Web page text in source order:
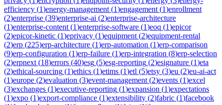
efficiency (1)energy-management (1)engagement (1)enrollment
(2)enterprise (39)enterprise-ai (2)enterprise-architecture
(1)enterprise-content (1)enterprise-software (1)eoq (1)epicor
(2)epicor-kinetic (1)eprivacy (1)equipment (2)equipment-rental
(2)erp (225)erp-architecture (1)erp-automation (1)erp-comparison
(9)erp-configuration (1)erp-failure (1)erp-integration (8)erp-selection
(2)erpnext (18)errors (40)esg (5)esg-reporting (2)esignature (1)eta
(2)ethical-sourcing (1)ethics (1)etims (1)etl (5)etsy (3)eu (2)eu-ai-act
(1)europe (2)evaluation (3)event-management (2)events (1)excel
(3)exchanges (1)executive-reporting (1)expansion (1)expectations
(1)expo (1)export-compliance (1)extensibility (2)fabric (1)facebook